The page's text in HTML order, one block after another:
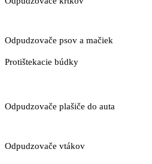
Odpudzovače psov a mačiek
Protištekacie búdky
Odpudzovače plašiče do auta
Odpudzovače vtákov